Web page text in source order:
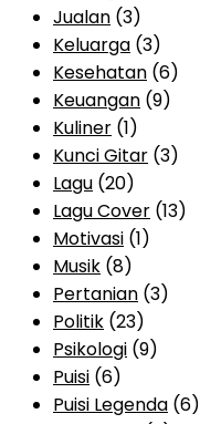
Jualan (3)
Keluarga (3)
Kesehatan (6)
Keuangan (9)
Kuliner (1)
Kunci Gitar (3)
Lagu (20)
Lagu Cover (13)
Motivasi (1)
Musik (8)
Pertanian (3)
Politik (23)
Psikologi (9)
Puisi (6)
Puisi Legenda (6)